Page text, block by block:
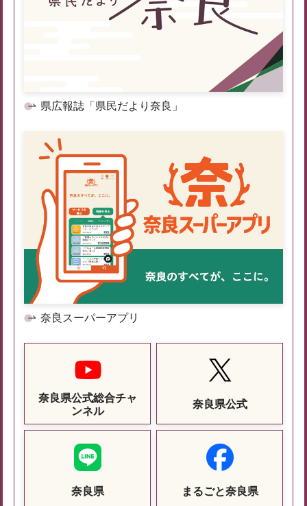
県広報誌「県民だより奈良」
奈良スーパーアプリ
奈良県公式総合チャ
ンネル
奈良県公式
奈良県 まるごと奈良県